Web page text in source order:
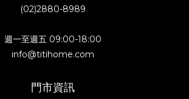
(02)2880-8989
週一至週五 09:00-18:00
info@titihome.com
門市資訊